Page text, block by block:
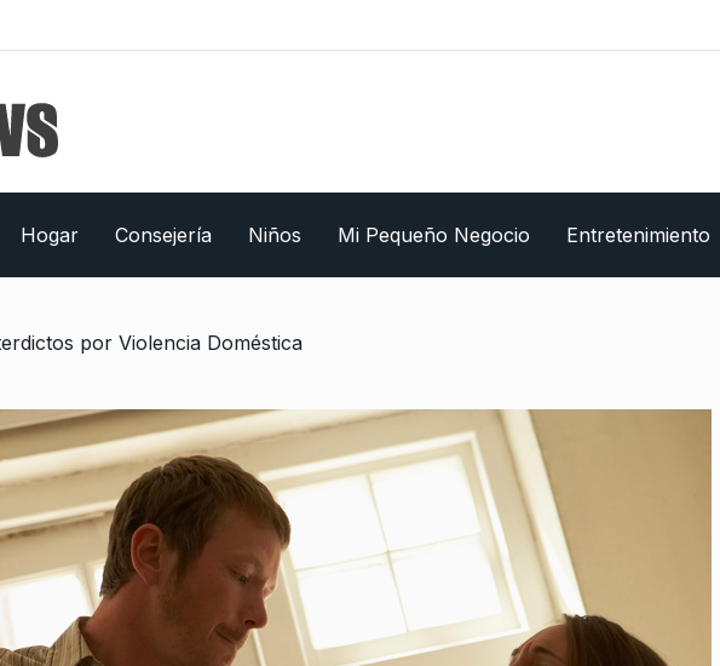
Hogar Consejería Niños Mi Pequeño Negocio Entretenimiento
por Violencia Doméstica